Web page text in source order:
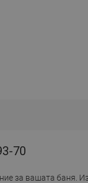
70
за вашата баня.